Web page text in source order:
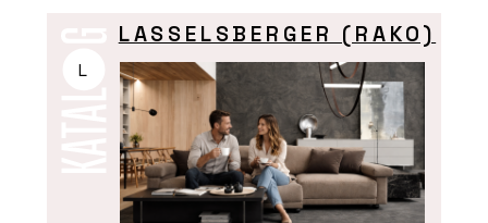
L
LASSELSBERGER (RAKO)